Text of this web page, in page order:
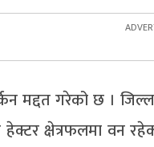
मद्दत गरेको छ ।
क्षेत्रफलमा वन